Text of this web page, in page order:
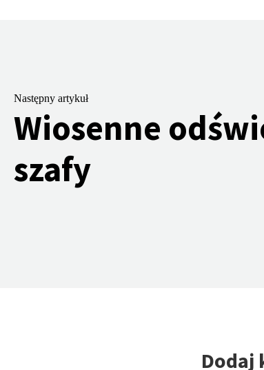
Następny artykuł
Wiosenne
szafy
Dodaj